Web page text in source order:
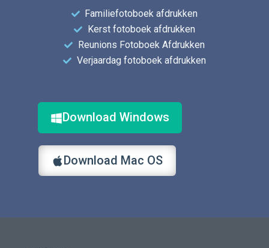
Familiefotoboek afdrukken
Kerst fotoboek afdrukken
Reunions Fotoboek Afdrukken
Verjaardag fotoboek afdrukken
Download Windows
Download Mac OS